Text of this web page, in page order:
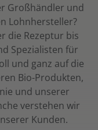
Großhändler und
Lohnhersteller?
die Rezeptur bis
Spezialisten für
und ganz auf die
Bio-Produkten,
und unserer
verstehen wir
Kunden.